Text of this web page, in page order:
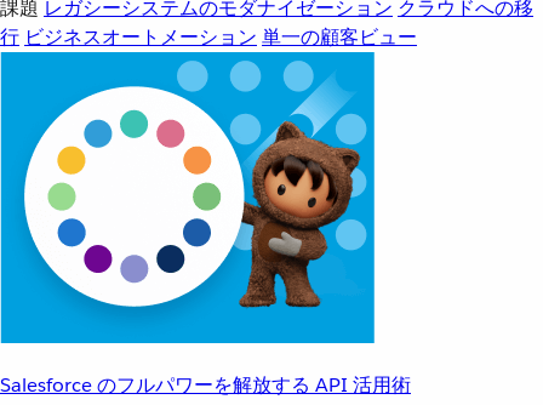
課題 レガシーシステムのモダナイゼーション クラウドへの移
行 ビジネスオートメーション 単一の顧客ビュー
Salesforce のフルパワーを解放する API 活用術